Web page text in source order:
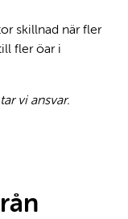
skillnad när fler
fler öar i
vi ansvar.